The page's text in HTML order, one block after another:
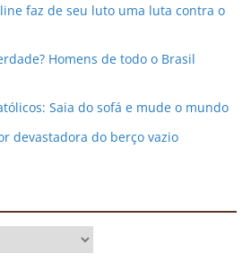
faz de seu luto uma luta contra o
Homens de todo o Brasil
Saia do sofá e mude o mundo
devastadora do berço vazio